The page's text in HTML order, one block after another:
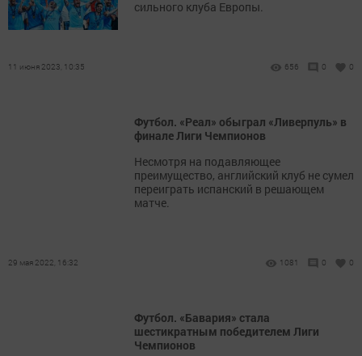
сильного клуба Европы.
11 июня 2023, 10:35 656 0 0
Футбол. «Реал» обыграл «Ливерпуль» в
финале Лиги Чемпионов
Несмотря на подавляющее
преимущество, английский клуб не сумел
переиграть испанский в решающем
матче.
29 мая 2022, 16:32 1081 0 0
Футбол. «Бавария» стала
шестикратным победителем Лиги
Чемпионов